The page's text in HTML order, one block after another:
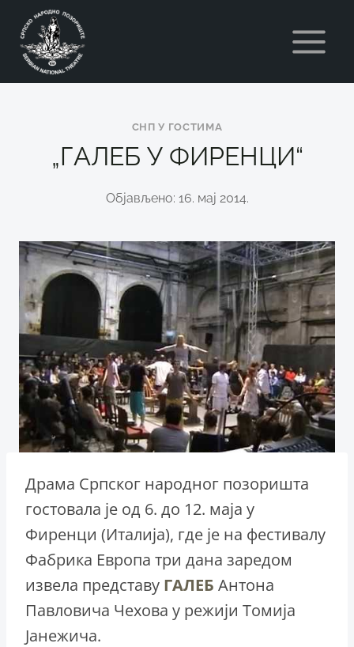
content
СНП У ГОСТИМА
„ГАЛЕБ У ФИРЕНЦИ“
Објављено: 16. мај 2014.
Драма Српског народног позоришта
гостовала је од 6. до 12. маја у
Фиренци (Италија), где је на фестивалу
Фабрика Европа три дана заредом
извела представу ГАЛЕБ Антона
Павловича Чехова у режији Томија
Јанежича.